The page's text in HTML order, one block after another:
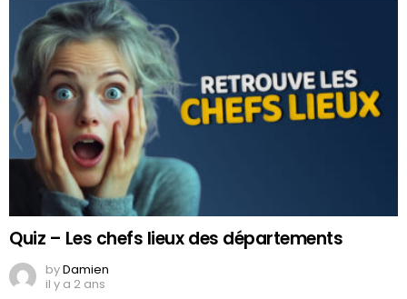
Quiz – Les chefs lieux des départements
byDamien
il y a 2 ans